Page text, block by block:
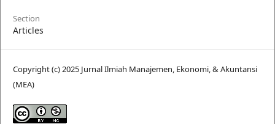
Section
Articles
Copyright (c) 2025 Jurnal Ilmiah Manajemen, Ekonomi, & Akuntansi
(MEA)